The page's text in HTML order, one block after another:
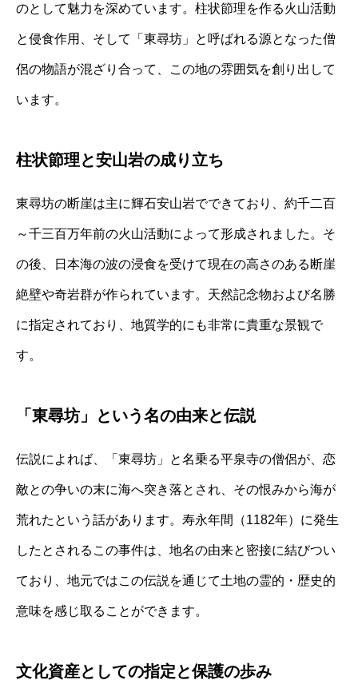
のとして魅力を深めています。柱状節理を作る火山活動
と侵食作用、そして「東尋坊」と呼ばれる源となった僧
侶の物語が混ざり合って、この地の雰囲気を創り出して
います。
柱状節理と安山岩の成り立ち
東尋坊の断崖は主に輝石安山岩でできており、約千二百
～千三百万年前の火山活動によって形成されました。そ
の後、日本海の波の浸食を受けて現在の高さのある断崖
絶壁や奇岩群が作られています。天然記念物および名勝
に指定されており、地質学的にも非常に貴重な景観で
す。
「東尋坊」という名の由来と伝説
伝説によれば、「東尋坊」と名乗る平泉寺の僧侶が、恋
敵との争いの末に海へ突き落とされ、その恨みから海が
荒れたという話があります。寿永年間（1182年）に発生
したとされるこの事件は、地名の由来と密接に結びつい
ており、地元ではこの伝説を通じて土地の霊的・歴史的
意味を感じ取ることができます。
文化資産としての指定と保護の歩み